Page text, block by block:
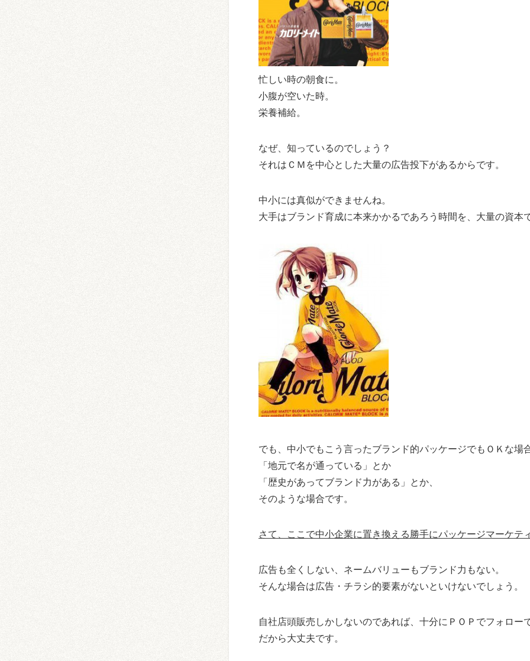
忙しい時の朝食に。
小腹が空いた時。
栄養補給。
なぜ、知っているのでしょう？
それはＣＭを中心とした大量の広告投下があるからです。
中小には真似ができませんね。
大手はブランド育成に本来かかるであろう時間を、大量の資本
でも、中小でもこう言ったブランド的パッケージでもＯＫな場
「地元で名が通っている」とか
「歴史があってブランド力がある」とか、
そのような場合です。
さて、ここで中小企業に置き換える勝手にパッケージマーケテ
広告も全くしない、ネームバリューもブランド力もない。
そんな場合は広告・チラシ的要素がないといけないでしょう。
自社店頭販売しかしないのであれば、十分にＰＯＰでフォロー
だから大丈夫です。